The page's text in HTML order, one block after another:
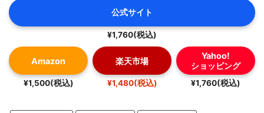
公式サイト
¥1,760(税込)
Amazon
¥1,500(税込)
楽天市場
¥1,480(税込)
Yahoo!
ショッピング
¥1,760(税込)